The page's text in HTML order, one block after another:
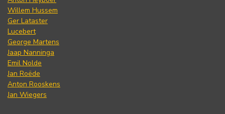
Willem Hussem
Ger Lataster
Lucebert
George Martens
Jaap Nanninga
Emil Nolde
Jan Roëde
Anton Rooskens
Jan Wiegers